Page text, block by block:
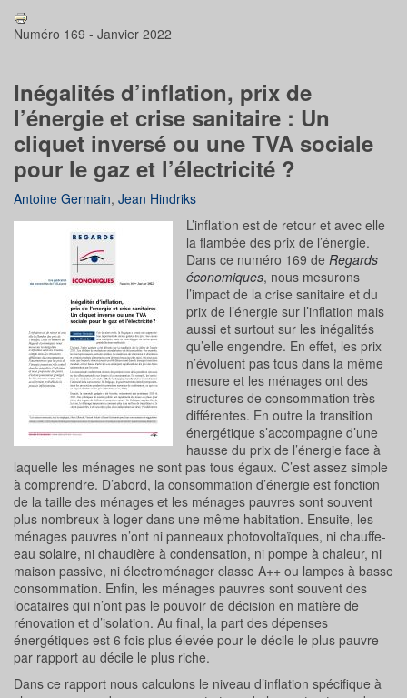
Numéro 169 - Janvier 2022
Inégalités d’inflation, prix de
l’énergie et crise sanitaire : Un
cliquet inversé ou une TVA sociale
pour le gaz et l’électricité ?
Antoine Germain, Jean Hindriks
L’inflation est de retour et avec elle
la flambée des prix de l’énergie.
Dans ce numéro 169 de Regards
économiques, nous mesurons
l’impact de la crise sanitaire et du
prix de l’énergie sur l’inflation mais
aussi et surtout sur les inégalités
qu’elle engendre. En effet, les prix
n’évoluent pas tous dans la même
mesure et les ménages ont des
structures de consommation très
différentes. En outre la transition
énergétique s’accompagne d’une
hausse du prix de l’énergie face à
laquelle les ménages ne sont pas tous égaux. C’est assez simple
à comprendre. D’abord, la consommation d’énergie est fonction
de la taille des ménages et les ménages pauvres sont souvent
plus nombreux à loger dans une même habitation. Ensuite, les
ménages pauvres n’ont ni panneaux photovoltaïques, ni chauffe-
eau solaire, ni chaudière à condensation, ni pompe à chaleur, ni
maison passive, ni électroménager classe A++ ou lampes à basse
consommation. Enfin, les ménages pauvres sont souvent des
locataires qui n’ont pas le pouvoir de décision en matière de
rénovation et d’isolation. Au final, la part des dépenses
énergétiques est 6 fois plus élevée pour le décile le plus pauvre
par rapport au décile le plus riche.
Dans ce rapport nous calculons le niveau d’inflation spécifique à